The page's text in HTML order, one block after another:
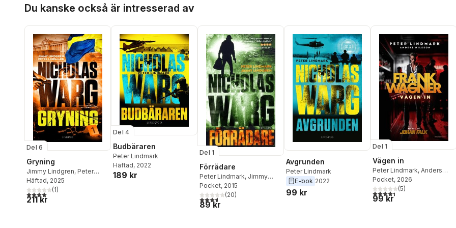
Du kanske också är intresserad av
Del 6
Gryning
Jimmy Lindgren, Peter
Lindmark
Häftad, 2025
4,0utav 5 stjärnor. Totalt antal röster:
(1)
211 kr
Del 4
Budbäraren
Peter Lindmark
Häftad, 2022
189 kr
Del 1
Förrädare
Peter Lindmark, Jimmy
Lindgren
Pocket, 2015
3,6utav 5 stjärnor. Totalt antal röster:
(20)
89 kr
Avgrunden
Peter Lindmark
E-bok 2022
99 kr
Del 1
Vägen in
Peter Lindmark, Anders
Nilsson
Pocket, 2026
4,4utav 5 stjärnor. Totalt
(5)
99 kr